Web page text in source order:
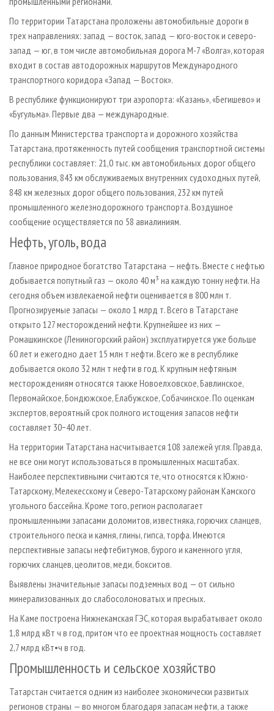
По территории Татарстана проложены автомобильные дороги в
трех направлениях: запад — восток, запад — юго-восток и северо-
запад — юг, в том числе автомобильная дорога М-7 «Волга», которая
входит в состав автодорожных маршрутов Международного
транспортного коридора «Запад — Восток».
В республике функционируют три аэропорта: «Казань», «Бегишево» и
«Бугульма». Первые два — международные.
По данным Министерства транспорта и дорожного хозяйства
Татарстана, протяженность путей сообщения транспортной системы
республики составляет: 21,0 тыс. км автомобильных дорог общего
пользования, 843 км обслуживаемых внутренних судоходных путей,
848 км железных дорог общего пользования, 232 км путей
промышленного железнодорожного транспорта. Воздушное
сообщение осуществляется по 58 авиалиниям.
Нефть, уголь, вода
Главное природное богатство Татарстана — нефть. Вместе с нефтью
добывается попутный газ — около 40 м³ на каждую тонну нефти. На
сегодня объем извлекаемой нефти оценивается в 800 млн т.
Прогнозируемые запасы — около 1 млрд т. Всего в Татарстане
открыто 127 месторождений нефти. Крупнейшее из них —
Ромашкинское (Лениногорский район) эксплуатируется уже больше
60 лет и ежегодно дает 15 млн т нефти. Всего же в республике
добывается около 32 млн т нефти в год. К крупным нефтяным
месторождениям относятся также Новоелховское, Бавлинское,
Первомайское, Бондюжское, Елабужское, Собачинское. По оценкам
экспертов, вероятный срок полного истощения запасов нефти
составляет 30−40 лет.
На территории Татарстана насчитывается 108 залежей угля. Правда,
не все они могут использоваться в промышленных масштабах.
Наиболее перспективными считаются те, что относятся к Южно-
Татарскому, Мелекесскому и Северо-Татарскому районам Камского
угольного бассейна. Кроме того, регион располагает
промышленными запасами доломитов, известняка, горючих сланцев,
строительного песка и камня, глины, гипса, торфа. Имеются
перспективные запасы нефтебитумов, бурого и каменного угля,
горючих сланцев, цеолитов, меди, бокситов.
Выявлены значительные запасы подземных вод — от сильно
минерализованных до слабосолоноватых и пресных.
На Каме построена Нижнекамская ГЭС, которая вырабатывает около
1,8 млрд кВт ч в год, притом что ее проектная мощность составляет
2,7 млрд кВт•ч в год.
Промышленность и сельское хозяйство
Татарстан считается одним из наиболее экономически развитых
регионов страны — во многом благодаря запасам нефти, а также